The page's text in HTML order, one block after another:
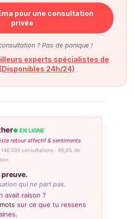
pour une consultation
privée
? Pas de panique !
experts spécialistes de
24h/24)
● EN LIGNE
retour affectif & sentiments
000 consultations · 99,6% de
preuve.
qui ne part pas.
avait raison ?
sur ce que tu ressens